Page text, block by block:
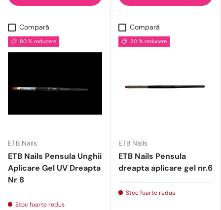
Compară
80 % reducere
ETB Nails
ETB Nails Pensula Unghii
Aplicare Gel UV Dreapta
Nr 8
Stoc foarte redus
Compară
80 % reducere
ETB Nails
ETB Nails Pensula
dreapta aplicare gel nr.6
Stoc foarte redus